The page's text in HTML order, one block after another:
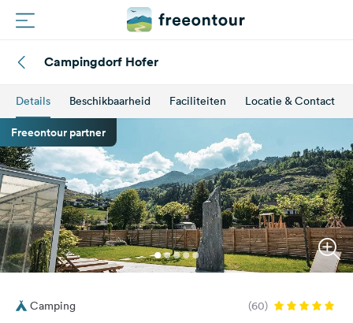
Routes
Campings
Magazine
Partners
Registreren
Inloggen
Campingdorf Hofer
Details Beschikbaarheid Faciliteiten Locatie & Contact
Freeontour partner
Camping (60)